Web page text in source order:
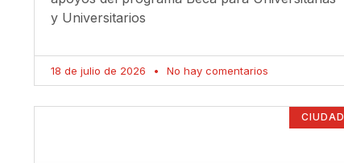
y Universitarios
18 de julio de 2026 No hay comentarios
CIUDAD